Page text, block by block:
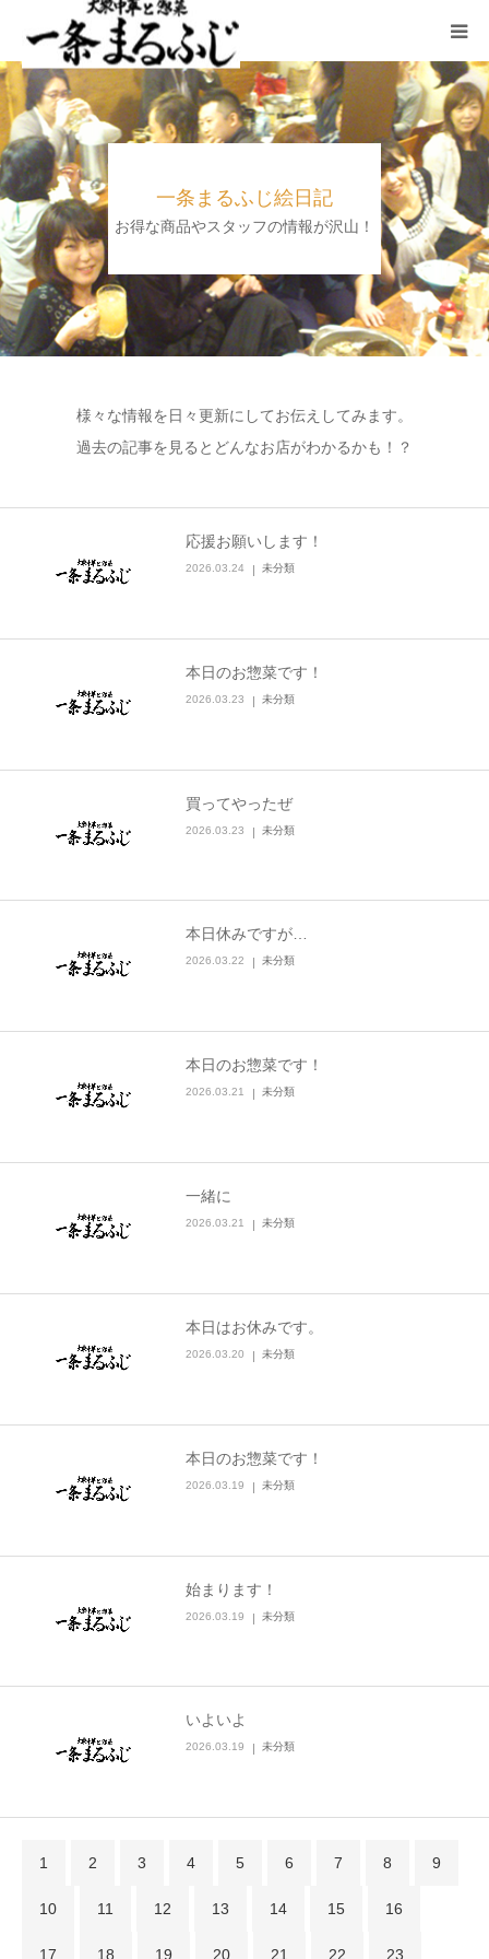
一条まるふじ絵日記
お得な商品やスタッフの情報が沢山！
様々な情報を日々更新にしてお伝えしてみます。
過去の記事を見るとどんなお店がわかるかも！？
応援お願いします！
2026.03.24 未分類
本日のお惣菜です！
2026.03.23 未分類
買ってやったぜ
2026.03.23 未分類
本日休みですが…
2026.03.22 未分類
本日のお惣菜です！
2026.03.21 未分類
一緒に
2026.03.21 未分類
本日はお休みです。
2026.03.20 未分類
本日のお惣菜です！
2026.03.19 未分類
始まります！
2026.03.19 未分類
いよいよ
2026.03.19 未分類
1 2 3 4 5 6 7 8 9
10 11 12 13 14 15 16
17 18 19 20 21 22 23
HOME
まるふじ絵日記
夜メニュー
宴会
ランチ
採用情報